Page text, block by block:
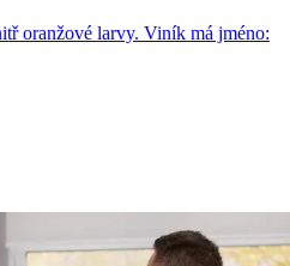
oranžové larvy. Viník má jméno: